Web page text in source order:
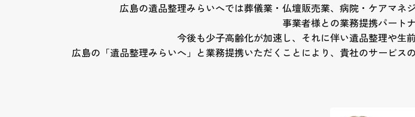
広島の遺品整理みらいへでは葬儀業・仏壇販売業、病院・ケアマ
事業者様との業務提携パート
今後も少子高齢化が加速し、それに伴い遺品整理や生
広島の「遺品整理みらいへ」と業務提携いただくことにより、貴社のサービス